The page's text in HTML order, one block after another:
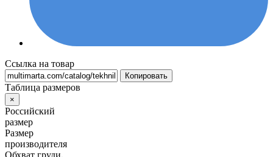
Ссылка на товар
Копировать
Таблица размеров
×
Российский
размер
Размер
производителя
Обхват груди,